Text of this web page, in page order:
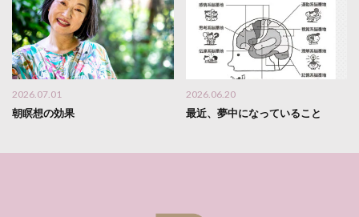
2026.07.01
朝瞑想の効果
2026.06.20
最近、夢中になっていること